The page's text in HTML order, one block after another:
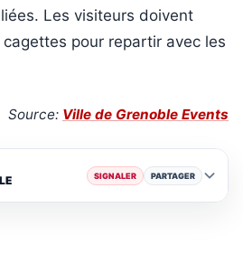
Les visiteurs doivent
pour repartir avec les
Source: Ville de Grenoble Events
SIGNALER PARTAGER